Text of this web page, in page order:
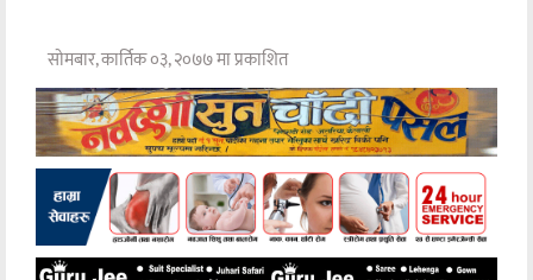
सोमबार, कार्तिक ०३, २०७७ मा प्रकाशित